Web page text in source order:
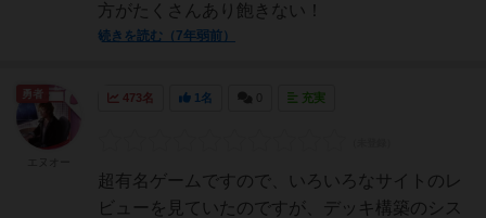
方がたくさんあり飽きない！
続きを読む（7年弱前）
473名 1名 充実
超有名ゲームですので、いろいろなサイトのレ
ビューを見ていたのですが、デッキ構築のシス
勇者